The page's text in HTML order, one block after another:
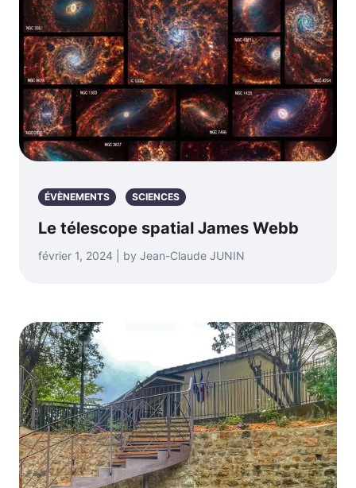
ÉVÈNEMENTS SCIENCES
Le télescope spatial James Webb
février 1, 2024 | by Jean-Claude JUNIN